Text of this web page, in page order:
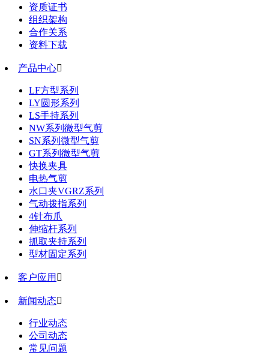
资质证书
组织架构
合作关系
资料下载
产品中心
LF方型系列
LY圆形系列
LS手持系列
NW系列微型气剪
SN系列微型气剪
GT系列微型气剪
快换夹具
电热气剪
水口夹VGRZ系列
气动拨指系列
4针布爪
伸缩杆系列
抓取夹持系列
型材固定系列
客户应用 
新闻动态
行业动态
公司动态
常见问题